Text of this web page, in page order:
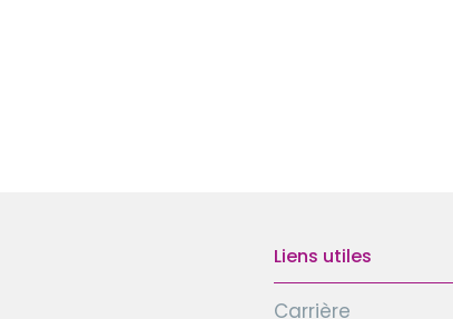
Liens utiles
Carrière